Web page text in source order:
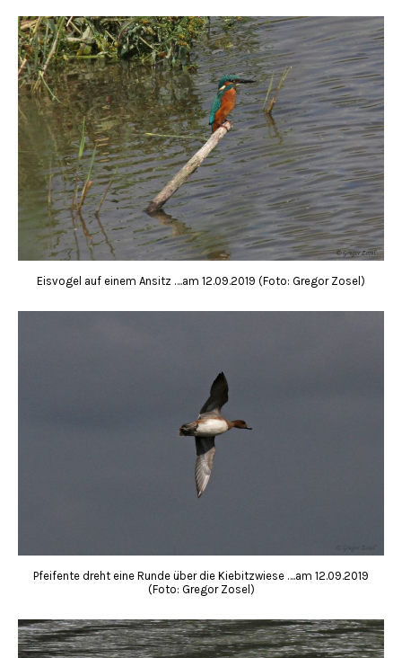
Eisvogel auf einem Ansitz ….am 12.09.2019 (Foto: Gregor Zosel)
Pfeifente dreht eine Runde über die Kiebitzwiese ….am 12.09.2019
(Foto: Gregor Zosel)